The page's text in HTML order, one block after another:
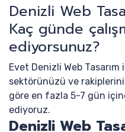
Denizli Web
Kaç günde
ediyorsunuz?
Evet Denizli Web
sektörünüzü ve
göre en fazla 5-7 gün
ediyoruz.
Denizli Web